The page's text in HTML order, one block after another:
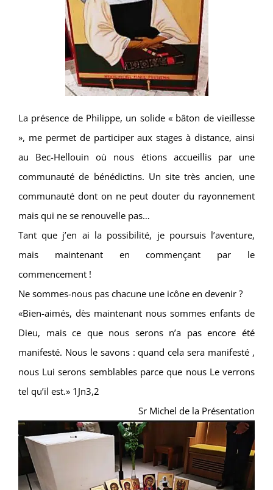
La présence de Philippe, un solide « bâton de vieillesse
», me permet de participer aux stages à distance, ainsi
au Bec-Hellouin où nous étions accueillis par une
communauté de bénédictins. Un site très ancien, une
communauté dont on ne peut douter du rayonnement
mais qui ne se renouvelle pas…
Tant que j’en ai la possibilité, je poursuis l’aventure,
mais maintenant en commençant par le
commencement !
Ne sommes-nous pas chacune une icône en devenir ?
«Bien-aimés, dès maintenant nous sommes enfants de
Dieu, mais ce que nous serons n’a pas encore été
manifesté. Nous le savons : quand cela sera manifesté ,
nous Lui serons semblables parce que nous Le verrons
tel qu’il est.» 1Jn3,2
Sr Michel de la Présentation